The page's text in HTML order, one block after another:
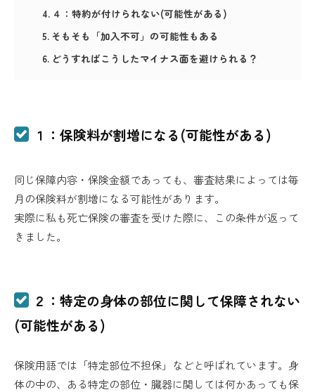
４：特約が付けられない(可能性がある)
そもそも「加入不可」の可能性もある
どうすればこうしたマイナス面を避けられる？
１：保険料が割増になる(可能性がある)
同じ保障内容・保険金額であっても、審査結果によっては毎
月の保険料が割増になる可能性があります。
実際に私も死亡保険の審査を受けた際に、この条件が返って
きました。
２：特定の身体の部位に関して保障されない
(可能性がある)
保険用語では「特定部位不担保」などと呼ばれています。身
体の中の、ある特定の部位・臓器に関しては何かあっても保